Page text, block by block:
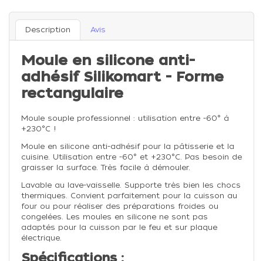
Description Avis
Moule en silicone anti-
adhésif Silikomart - Forme
rectangulaire
Moule souple professionnel : utilisation entre -60° à
+230°C !
Moule en silicone anti-adhésif pour la pâtisserie et la
cuisine. Utilisation entre -60° et +230°C. Pas besoin de
graisser la surface. Très facile à démouler.
Lavable au lave-vaisselle. Supporte très bien les chocs
thermiques. Convient parfaitement pour la cuisson au
four ou pour réaliser des préparations froides ou
congelées. Les moules en silicone ne sont pas
adaptés pour la cuisson par le feu et sur plaque
électrique.
Spécifications :